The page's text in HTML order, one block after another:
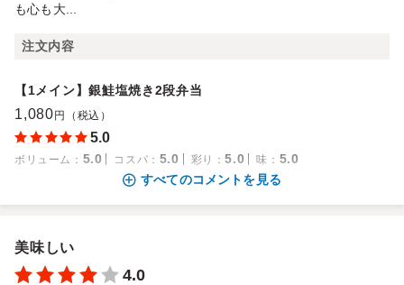
も心も大...
注文内容
【1メイン】銀鮭塩焼き2段弁当
1,080 円（税込）
5.0
ボリューム ： 5.0 コスパ ： 5.0 彩り ：5.0 味 ： 5.0
すべてのコメントを見る
美味しい
4.0